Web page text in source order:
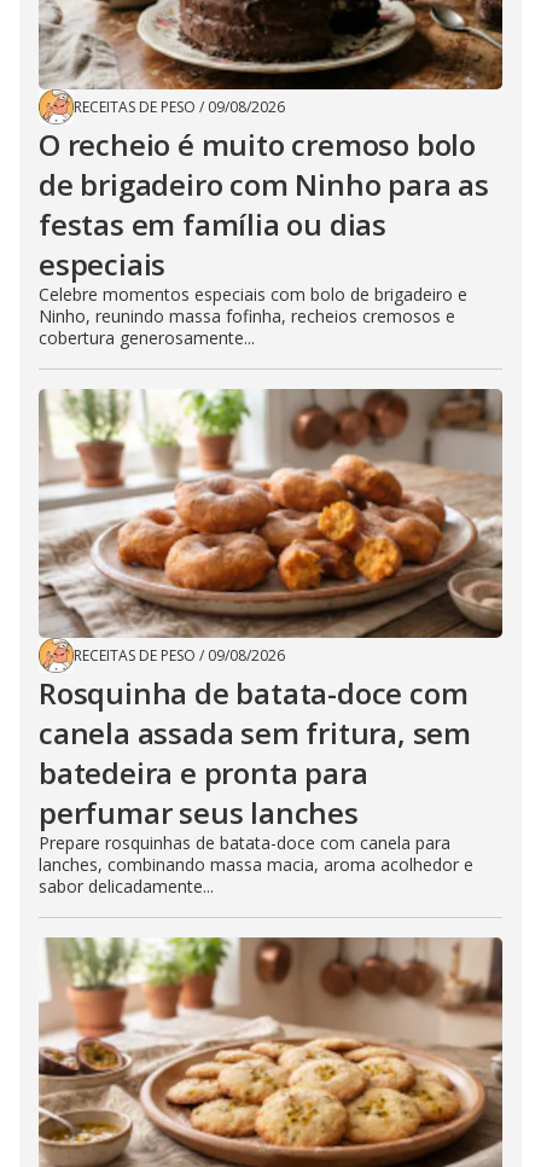
RECEITAS DE PESO / 09/08/2026
O recheio é muito cremoso bolo
de brigadeiro com Ninho para as
festas em família ou dias
especiais
Celebre momentos especiais com bolo de brigadeiro e
Ninho, reunindo massa fofinha, recheios cremosos e
cobertura generosamente...
RECEITAS DE PESO / 09/08/2026
Rosquinha de batata-doce com
canela assada sem fritura, sem
batedeira e pronta para
perfumar seus lanches
Prepare rosquinhas de batata-doce com canela para
lanches, combinando massa macia, aroma acolhedor e
sabor delicadamente...